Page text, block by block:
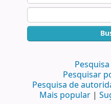
Pesquisar
Pesquisa de
Mais popular